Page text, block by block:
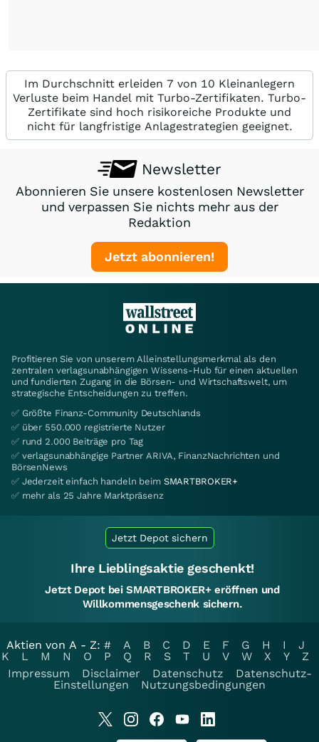
Im Durchschnitt erleiden 7 von 10 Kleinanlegern
Verluste beim Handel mit Turbo-Zertifikaten. Turbo-
Zertifikate sind hoch risikoreiche Produkte und
nicht für langfristige Anlagestrategien geeignet.
Newsletter
Abonnieren Sie unsere kostenlosen Newsletter
und verpassen Sie nichts mehr aus der
Redaktion
Jetzt abonnieren!
Profitieren Sie von unserem Alleinstellungsmerkmal als den
zentralen verlagsunabhängigen Wissens-Hub für einen aktuellen
und fundierten Zugang in die Börsen- und Wirtschaftswelt, um
strategische Entscheidungen zu treffen.
✅ Größte Finanz-Community Deutschlands
✅ über 550.000 registrierte Nutzer
✅ rund 2.000 Beiträge pro Tag
✅ verlagsunabhängige Partner ARIVA, FinanzNachrichten und
BörsenNews
✅ Jederzeit einfach handeln beim SMARTBROKER+
✅ mehr als 25 Jahre Marktpräsenz
Jetzt Depot sichern
Ihre Lieblingsaktie geschenkt!
Jetzt Depot bei SMARTBROKER+ eröffnen und
Willkommensgeschenk sichern.
Aktien von A - Z: # A B C D E F G H I
J
K
L M N O P Q R S T U V W X Y
Z
Impressum
Disclaimer Datenschutz
Datenschutz-
Einstellungen
Nutzungsbedingungen